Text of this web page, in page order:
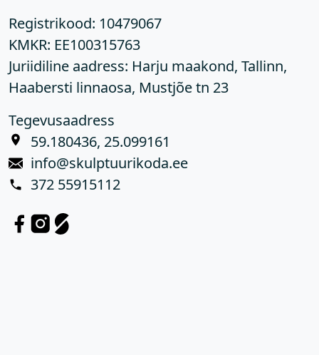
Registrikood: 10479067
KMKR: EE100315763
Juriidiline aadress: Harju maakond, Tallinn,
Haabersti linnaosa, Mustjõe tn 23
Tegevusaadress
59.180436, 25.099161
info@skulptuurikoda.ee
372 55915112